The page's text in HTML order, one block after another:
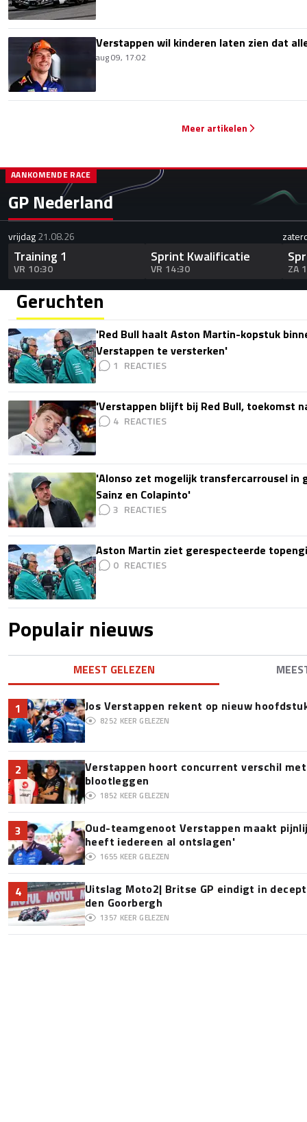
Verstappen wil kinderen laten zien dat
aug 09, 17:02
Meer artikelen
GP Nederland
AANKOMENDE RACE
vrijdag21.08.26
Training 1
VR 10:30
Sprint Kwalificatie
VR 14:30 ZA
Geruchten
'Red Bull haalt Aston Martin-kopstuk
Verstappen te versterken'
1
'Verstappen blijft bij Red Bull, toekomst
4
'Alonso zet mogelijk transfercarrousel in
Sainz en Colapinto'
3
Aston Martin ziet gerespecteerde
0
Populair nieuws
MEEST GELEZEN
1 Jos Verstappen rekent op nieuw
8252 KEER GELEZEN
2
Verstappen hoort concurrent verschil
blootleggen
1852 KEER GELEZEN
3
Oud-teamgenoot Verstappen maakt
heeft iedereen al ontslagen'
1655 KEER GELEZEN
4
Uitslag Moto2| Britse GP eindigt in
den Goorbergh
1357 KEER GELEZEN